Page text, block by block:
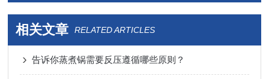
相关文章 RELATED ARTICLES
告诉你蒸煮锅需要反压遵循哪些原则？